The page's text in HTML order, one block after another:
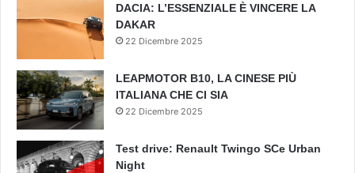
DACIA: L’ESSENZIALE È VINCERE LA
DAKAR
22 Dicembre 2025
LEAPMOTOR B10, LA CINESE PIÙ
ITALIANA CHE CI SIA
22 Dicembre 2025
Test drive: Renault Twingo SCe Urban
Night